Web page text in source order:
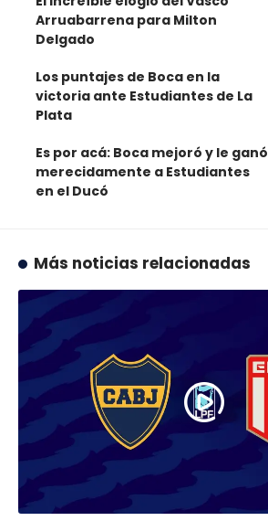
Arruabarrena para Milton
Delgado
Los puntajes de Boca en la
victoria ante Estudiantes de La
Plata
Es por acá: Boca mejoró y le ganó
merecidamente a Estudiantes
en el Ducó
Más noticias relacionadas